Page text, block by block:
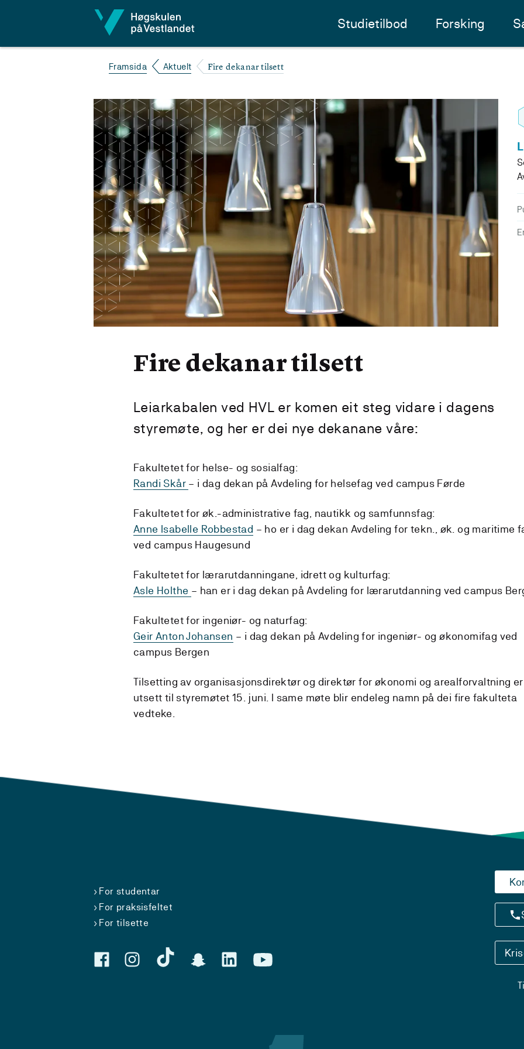
Studietilbod Forsking
Framsida Aktuelt Fire dekanar tilsett
Fire dekanar tilsett
Leiarkabalen ved HVL er komen eit steg vidare i dagens
styremøte, og her er dei nye dekanane våre:
Fakultetet for helse- og sosialfag:
Randi Skår – i dag dekan på Avdeling for helsefag ved campus Førde
Fakultetet for øk.-administrative fag, nautikk og samfunnsfag:
Anne Isabelle Robbestad – ho er i dag dekan Avdeling for tekn., øk. og maritime
ved campus Haugesund
Fakultetet for lærarutdanningane, idrett og kulturfag:
Asle Holthe – han er i dag dekan på Avdeling for lærarutdanning ved campus
Fakultetet for ingeniør- og naturfag:
Geir Anton Johansen – i dag dekan på Avdeling for ingeniør- og økonomifag ved
campus Bergen
Tilsetting av organisasjonsdirektør og direktør for økonomi og arealforvaltning er
utsett til styremøtet 15. juni. I same møte blir endeleg namn på dei fire fakulteta
vedteke.
For studentar
For praksisfeltet
For tilsette